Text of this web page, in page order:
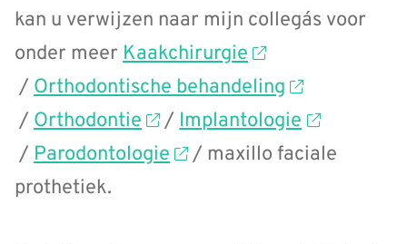
kan u verwijzen naar mijn collega´s voor
onder meer Kaakchirurgie
/ Orthodontische behandeling
/ Orthodontie / Implantologie
/ Parodontologie
/ maxillo faciale
prothetiek.